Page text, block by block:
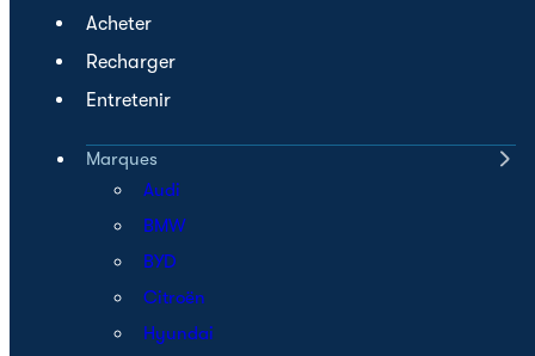
Acheter
Recharger
Entretenir
Marques
Audi
BMW
BYD
Citroën
Hyundai